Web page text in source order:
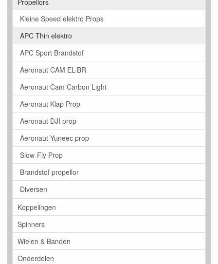
Propellors
Kleine Speed elektro Props
APC Thin elektro
APC Sport Brandstof
Aeronaut CAM EL-BR
Aeronaut Cam Carbon Light
Aeronaut Klap Prop
Aeronaut DJI prop
Aeronaut Yuneec prop
Slow-Fly Prop
Brandstof propellor
Diversen
Koppelingen
Spinners
Wielen & Banden
Onderdelen